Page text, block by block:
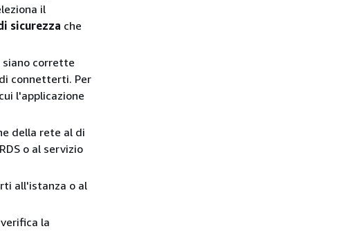
il
sicurezza che
siano corrette
connetterti. Per
l'applicazione
della rete al di
o al servizio
all'istanza o al
la